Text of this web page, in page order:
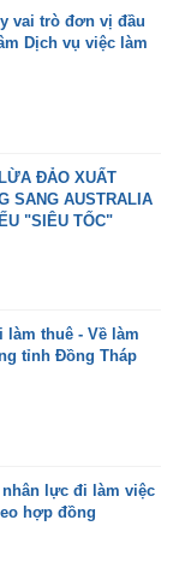
vai trò đơn vị đầu
Dịch vụ việc làm
ĐẢO XUẤT
SANG AUSTRALIA
"SIÊU TỐC"
làm thuê - Về làm
tỉnh Đồng Tháp
lực đi làm việc
hợp đồng